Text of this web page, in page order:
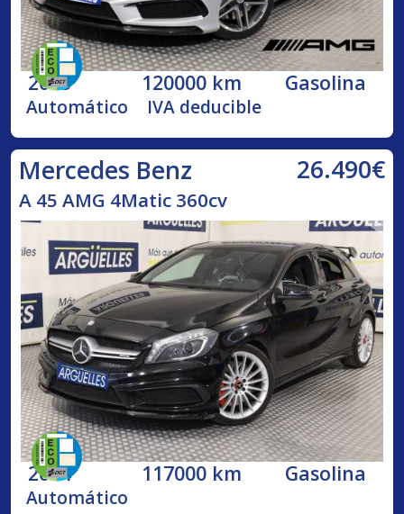
2013 120000 km Gasolina
Automático IVA deducible
Mercedes Benz 26.490€
A 45 AMG 4Matic 360cv
2014 117000 km Gasolina
Automático